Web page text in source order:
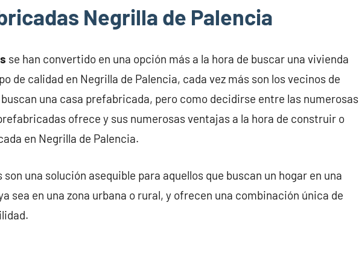
Negrilla de Palencia
se han convertido en una opción más a la hora de buscar una vivienda
de calidad en Negrilla de Palencia, cada vez más son los vecinos de
una casa prefabricada, pero como decidirse entre las numerosas
ofrece y sus numerosas ventajas a la hora de construir o
en Negrilla de Palencia.
una solución asequible para aquellos que buscan un hogar en una
sea en una zona urbana o rural, y ofrecen una combinación única de